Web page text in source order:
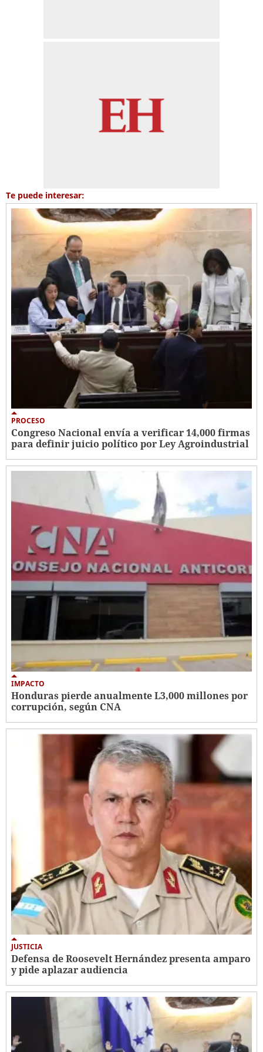
Te puede interesar:
PROCESO
Congreso Nacional envía a verificar 14,000 firmas
para definir juicio político por Ley Agroindustrial
IMPACTO
Honduras pierde anualmente L3,000 millones por
corrupción, según CNA
JUSTICIA
Defensa de Roosevelt Hernández presenta amparo
y pide aplazar audiencia